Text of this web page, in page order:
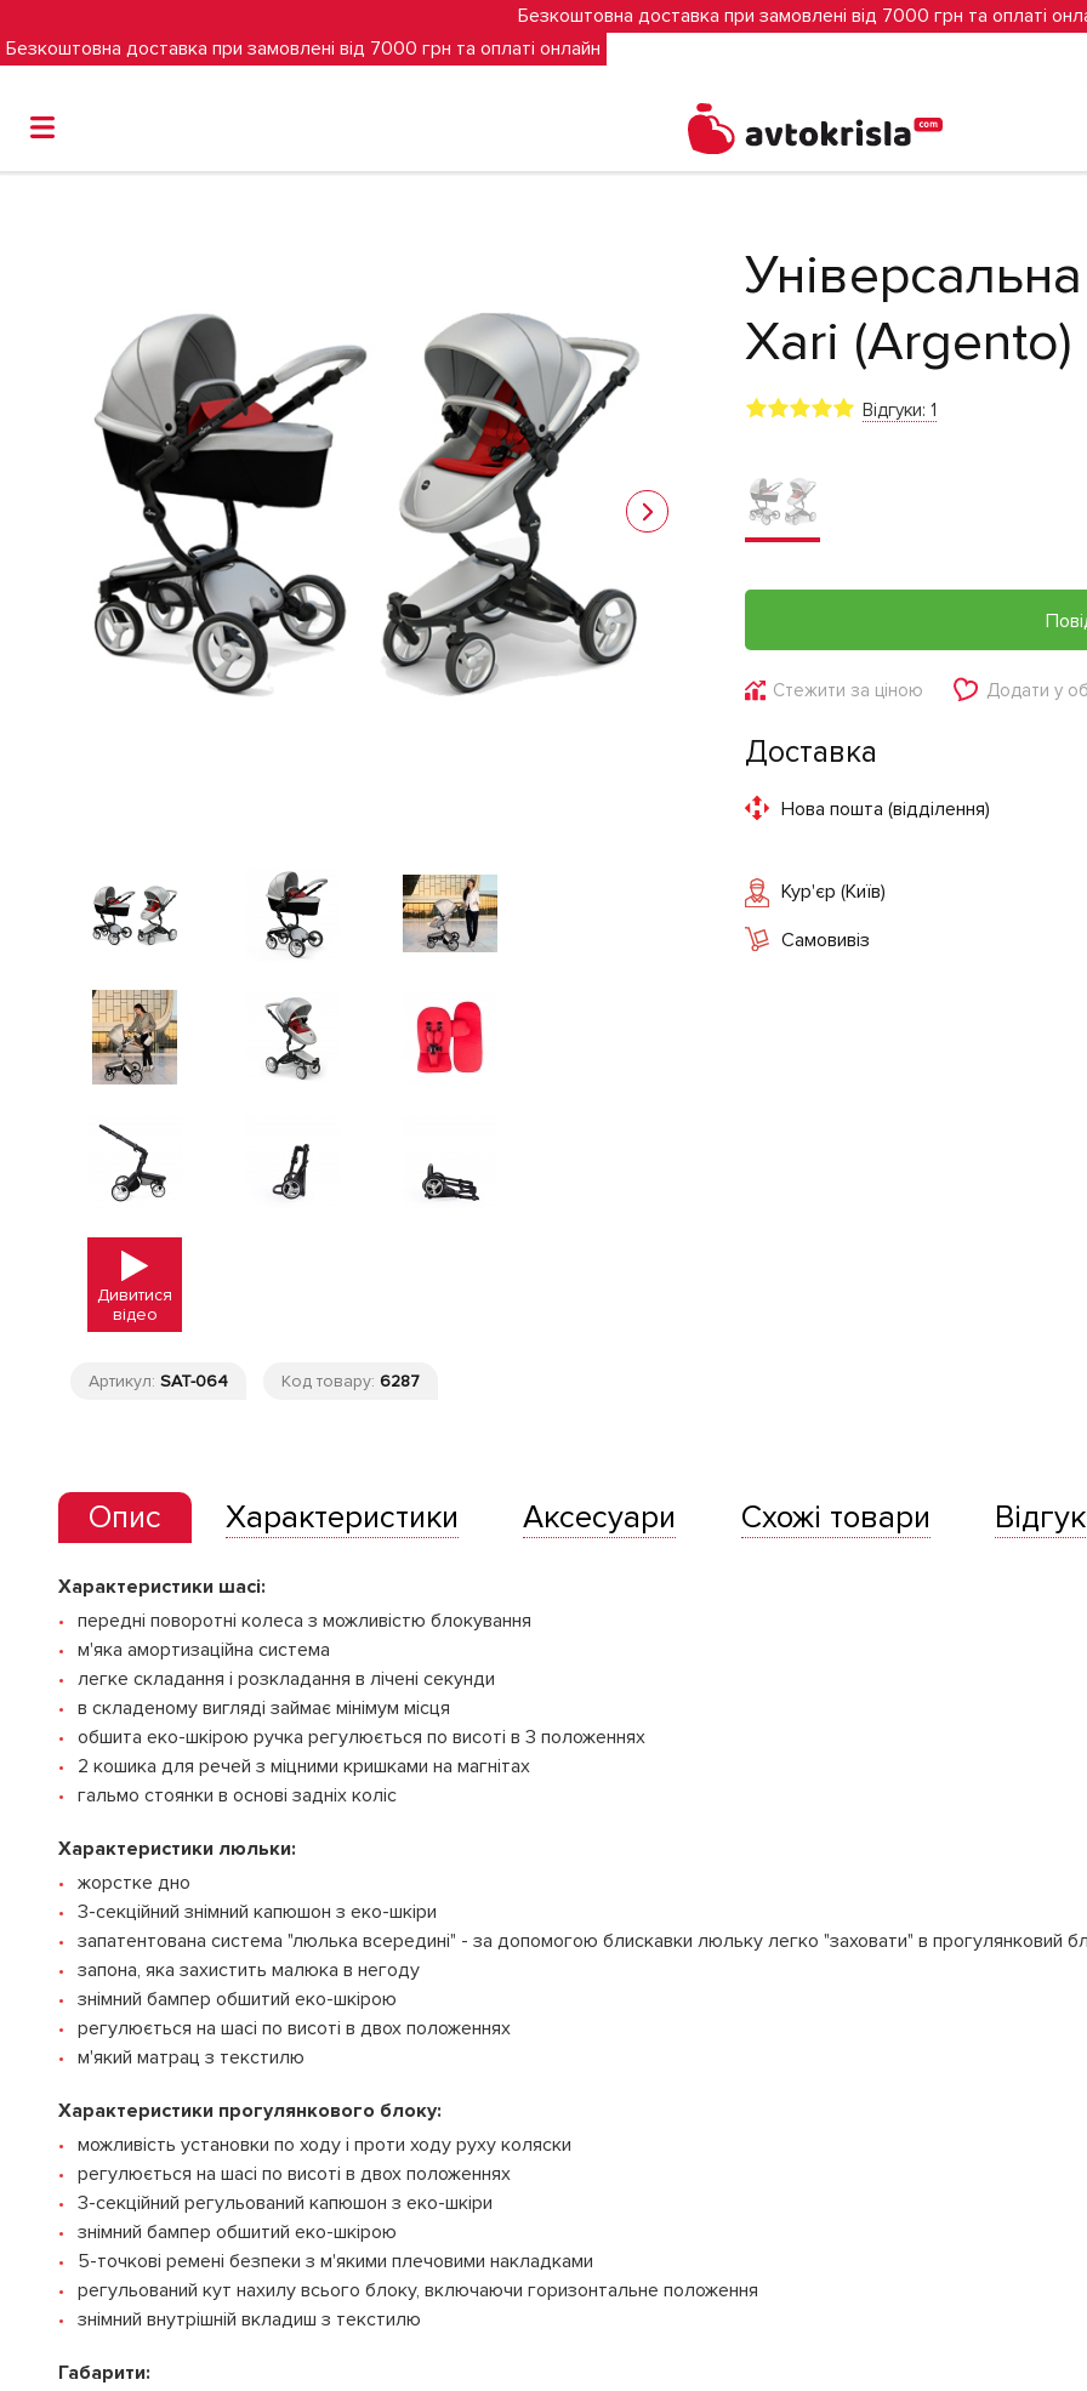
Безкоштовна доставка при замовлені від 7000 грн та оплаті
Безкоштовна доставка при замовлені від 7000 грн та оплаті онлайн
Дивитися
відео
Артикул: SAT-064 Код товару: 6287
Xari
Відгуки: 1
Стежити за ціною Додати у
Доставка
Нова пошта (відділення)
Кур'єр (Київ)
Самовивіз
Опис Характеристики Аксесуари Схожі товари
Характеристики шасі:
передні поворотні колеса з можливістю блокування
м'яка амортизаційна система
легке складання і розкладання в лічені секунди
в складеному вигляді займає мінімум місця
обшита еко-шкірою ручка регулюється по висоті в 3 положеннях
2 кошика для речей з міцними кришками на магнітах
гальмо стоянки в основі задніх коліс
Характеристики люльки:
жорстке дно
3-секційний знімний капюшон з еко-шкіри
запатентована система "люлька всередині" - за допомогою блискавки люльку легко "заховати" в прогулянковий
запона, яка захистить малюка в негоду
знімний бампер обшитий еко-шкірою
регулюється на шасі по висоті в двох положеннях
м'який матрац з текстилю
Характеристики прогулянкового блоку:
можливість установки по ходу і проти ходу руху коляски
регулюється на шасі по висоті в двох положеннях
3-секційний регульований капюшон з еко-шкіри
знімний бампер обшитий еко-шкірою
5-точкові ремені безпеки з м'якими плечовими накладками
регульований кут нахилу всього блоку, включаючи горизонтальне положення
знімний внутрішній вкладиш з текстилю
Габарити: